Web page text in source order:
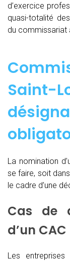
d’exercice
quasi-totalité
du commissariat
Saint-
La nomination
se faire, soit
le cadre d’une
Cas de
d’un CAC
Les entreprises